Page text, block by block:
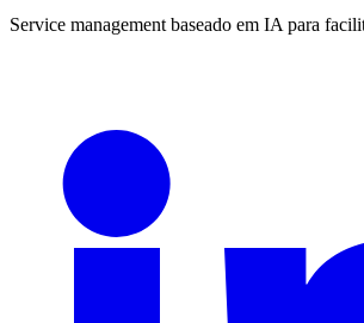
Service management baseado em IA para